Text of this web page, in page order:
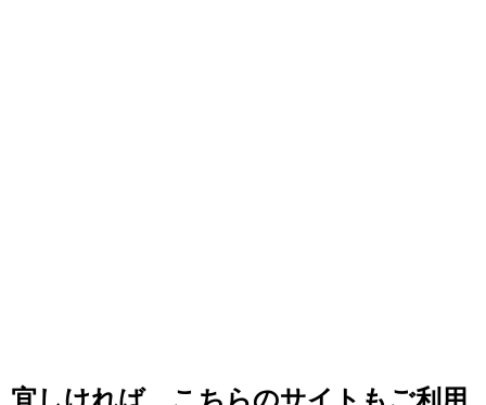
宜しければ、こちらのサイトもご利用